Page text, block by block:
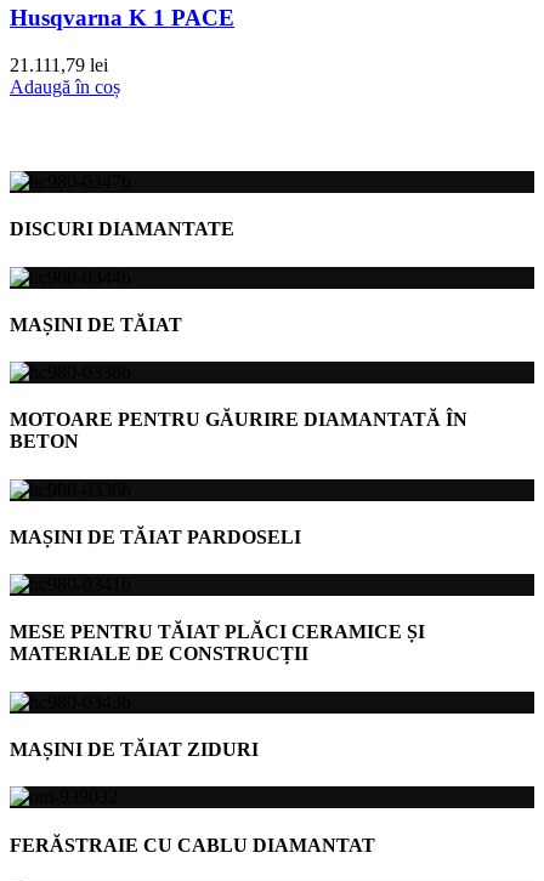
Husqvarna K 1 PACE
21.111,79 lei
Adaugă în coș
DISCURI DIAMANTATE
MAȘINI DE TĂIAT
MOTOARE PENTRU GĂURIRE DIAMANTATĂ ÎN
BETON
MAȘINI DE TĂIAT PARDOSELI
MESE PENTRU TĂIAT PLĂCI CERAMICE ȘI
MATERIALE DE CONSTRUCȚII
MAȘINI DE TĂIAT ZIDURI
FERĂSTRAIE CU CABLU DIAMANTAT